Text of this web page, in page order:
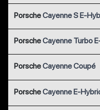
PorscheCayenne S E-
PorscheCayenne Turbo
PorscheCayenne Coupé
PorscheCayenne E-